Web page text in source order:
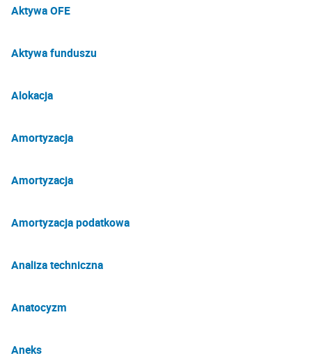
Aktywa OFE
Aktywa funduszu
Alokacja
Amortyzacja
Amortyzacja
Amortyzacja podatkowa
Analiza techniczna
Anatocyzm
Aneks